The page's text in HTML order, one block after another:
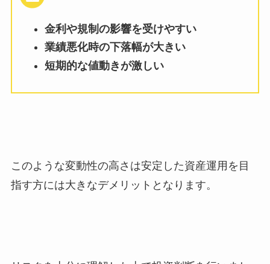
金利や規制の影響を受けやすい
業績悪化時の下落幅が大きい
短期的な値動きが激しい
このような変動性の高さは安定した資産運用を目
指す方には大きなデメリットとなります。